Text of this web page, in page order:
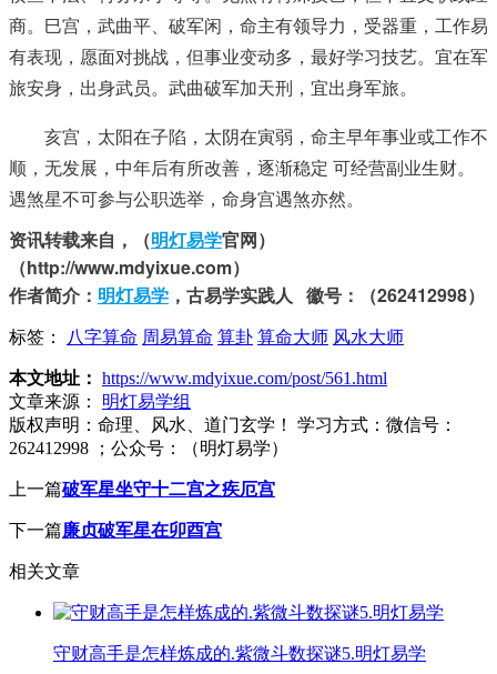
商。巳宫，武曲平、破军闲，命主有领导力，受器重，工作易
有表现，愿面对挑战，但事业变动多，最好学习技艺。宜在军
旅安身，出身武员。武曲破军加天刑，宜出身军旅。
亥宫，太阳在子陷，太阴在寅弱，命主早年事业或工作不
顺，无发展，中年后有所改善，逐渐稳定 可经营副业生财。
遇煞星不可参与公职选举，命身宫遇煞亦然。
资讯转载来自，（明灯易学官网）
（http://www.mdyixue.com）
作者简介： 明灯易学 ，古易学实践人 徽号：（262412998）
标签： 八字算命 周易算命 算卦 算命大师 风水大师
本文地址： https://www.mdyixue.com/post/561.html
文章来源：
明灯易学组
版权声明： 命理、风水、道门玄学！ 学习方式：微信号：
262412998 ；公众号：（明灯易学）
上一篇破军星坐守十二宫之疾厄宫
下一篇廉贞破军星在卯酉宫
相关文章
守财高手是怎样炼成的.紫微斗数探谜5.明灯易学